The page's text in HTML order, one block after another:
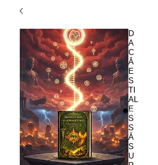
D
A
C
Ă
E
S
TI
AL
E
S
S
Ă
S
U